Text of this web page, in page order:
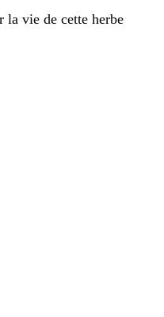
la vie de cette herbe